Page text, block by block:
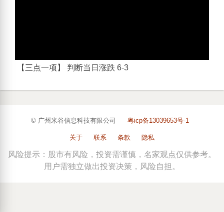
【三点一项】 判断当日涨跌 6-3
© 广州米谷信息科技有限公司 粤icp备13039653号-1
关于 联系 条款 隐私
风险提示：股市有风险，投资需谨慎，名家观点仅供参考。
用户需独立做出投资决策，风险自担。